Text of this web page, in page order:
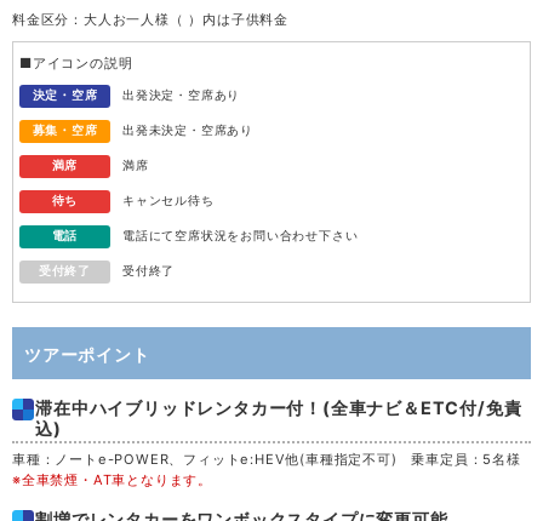
12
木 13
金 14
日 16
月 17
火 18
水 19
料金区分：大人お一人様（ ）内は子供料金
■アイコンの説明
決定・空席 出発決定・空席あり
募集・空席 出発未決定・空席あり
満席 満席
待ち キャンセル待ち
電話 電話にて空席状況をお問い合わせ下さい
受付終了 受付終了
ツアーポイント
滞在中ハイブリッドレンタカー付！(全車ナビ＆ETC付/免責
込)
車種：ノートe-POWER、フィットe:HEV他(車種指定不可) 乗車定員：5名様
※全車禁煙・AT車となります。